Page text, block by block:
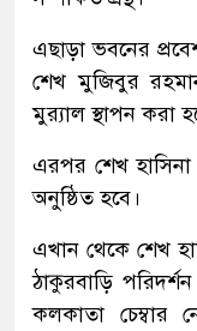
এছাড়া ভবনের
শেখ মুজিবুর
মুর‌্যাল স্থাপন করা
এরপর শেখ হাসিনা
অনুষ্ঠিত হবে।
এখান থেকে শেখ
ঠাকুরবাড়ি
কলকাতা চেম্বার